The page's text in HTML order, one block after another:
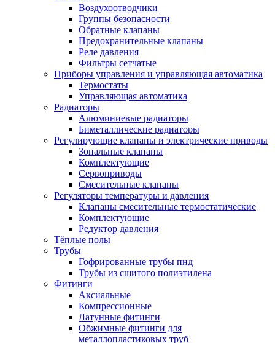
Воздухоотводчики
Группы безопасности
Обратные клапаны
Предохранительные клапаны
Реле давления
Фильтры сетчатые
Приборы управления и управляющая автоматика
Термостаты
Управляющая автоматика
Радиаторы
Алюминиевые радиаторы
Биметаллические радиаторы
Регулирующие клапаны и электрические приводы
Зональные клапаны
Комплектующие
Сервоприводы
Смесительные клапаны
Регуляторы температуры и давления
Клапаны смесительные термостатические
Комплектующие
Редуктор давления
Тёплые полы
Трубы
Гофрированные трубы пнд
Трубы из сшитого полиэтилена
Фитинги
Аксиальные
Компрессионные
Латунные фитинги
Обжимные фитинги для
металлопластиковых труб